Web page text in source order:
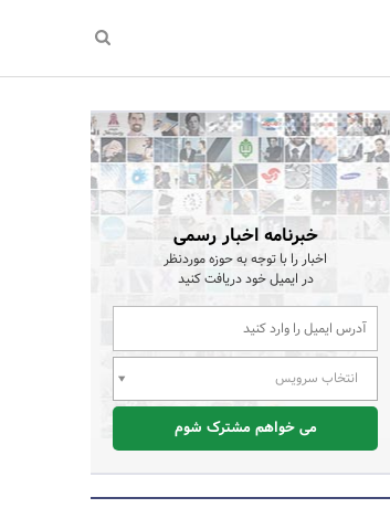
خبرنامه اخبار رسمی
اخبار را با توجه به حوزه موردنظر
در ایمیل خود دریافت کنید
انتخاب سرویس
می خواهم مشترک شوم